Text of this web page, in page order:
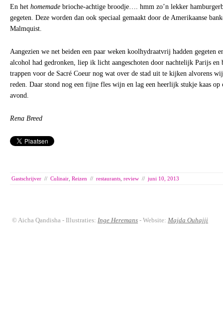
En het homemade brioche-achtige broodje…. hmm zo’n lekker
gegeten. Deze worden dan ook speciaal gemaakt door de Amerikaanse
Malmquist.
Aangezien we net beiden een paar weken koolhydraatvrij hadden gegeten
alcohol had gedronken, liep ik licht aangeschoten door nachtelijk Parijs en
trappen voor de Sacré Coeur nog wat over de stad uit te kijken alvorens
reden. Daar stond nog een fijne fles wijn en lag een heerlijk stukje kaas op
avond.
Rena Breed
Gastschrijver // Culinair Reizen // restaurants review // juni 10, 2013
© Aicha Qandisha - Illustraties:Inge Heremans - Website:Majda Ouhajji